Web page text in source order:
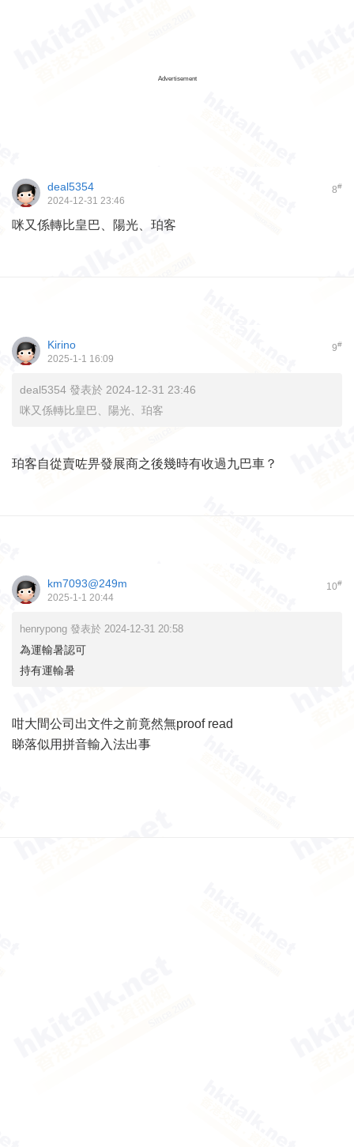
Advertisement
8#
deal5354
2024-12-31 23:46
咪又係轉比皇巴、陽光、珀客
9#
Kirino
2025-1-1 16:09
deal5354 發表於 2024-12-31 23:46
咪又係轉比皇巴、陽光、珀客
珀客自從賣咗畀發展商之後幾時有收過九巴車？
10#
km7093@249m
2025-1-1 20:44
henrypong 發表於 2024-12-31 20:58
為運輸暑認可
持有運輸暑
咁大間公司出文件之前竟然無proof read
睇落似用拼音輸入法出事